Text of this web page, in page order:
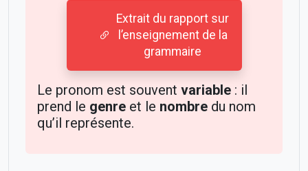
Extrait du rapport sur
l’enseignement de la
grammaire
Le pronom est souvent variable : il
prend le genre et le nombre du nom
qu’il représente.